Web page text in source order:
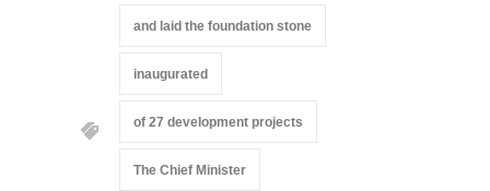
and laid the foundation stone
inaugurated
of 27 development projects
The Chief Minister